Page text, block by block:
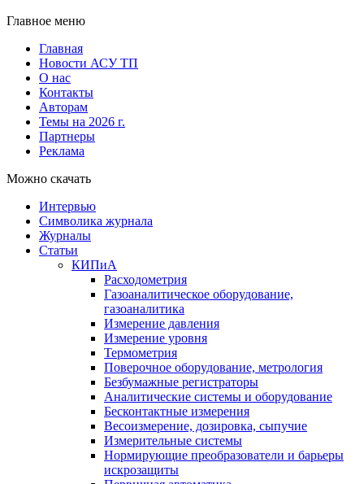
Главное меню
Главная
Новости АСУ ТП
О нас
Контакты
Авторам
Темы на 2026 г.
Партнеры
Реклама
Можно скачать
Интервью
Символика журнала
Журналы
Статьи
КИПиА
Расходометрия
Газоаналитическое оборудование,
газоаналитика
Измерение давления
Измерение уровня
Термометрия
Поверочное оборудование, метрология
Безбумажные регистраторы
Аналитические системы и оборудование
Бесконтактные измерения
Весоизмерение, дозировка, сыпучие
Измерительные системы
Нормирующие преобразователи и барьеры
искрозащиты